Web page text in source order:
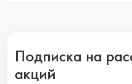
Подписка на
акций